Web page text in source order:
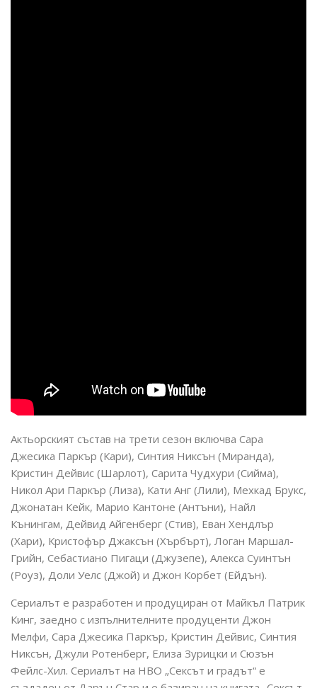
Актьорският състав на трети сезон включва Сара
Джесика Паркър (Кари), Синтия Никсън (Миранда),
Кристин Дейвис (Шарлот), Сарита Чудхури (Сийма),
Никол Ари Паркър (Лиза), Кати Анг (Лили), Мехкад Брукс,
Джонатан Кейк, Марио Кантоне (Антъни), Найл
Кънингам, Дейвид Айгенберг (Стив), Еван Хендлър
(Хари), Кристофър Джаксън (Хърбърт), Логан Маршал-
Грийн, Себастиано Пигаци (Джузепе), Алекса Суинтън
(Роуз), Доли Уелс (Джой) и Джон Корбет (Ейдън).
Сериалът е разработен и продуциран от Майкъл Патрик
Кинг, заедно с изпълнителните продуценти Джон
Мелфи, Сара Джесика Паркър, Кристин Дейвис, Синтия
Никсън, Джули Ротенберг, Елиза Зурицки и Сюзън
Фейлс-Хил. Сериалът на HBO „Сексът и градът“ е